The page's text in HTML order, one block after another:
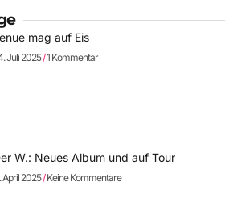
mag auf Eis
Juli 2025 1 Kommentar
W.: Neues Album und auf Tour
April 2025 Keine Kommentare